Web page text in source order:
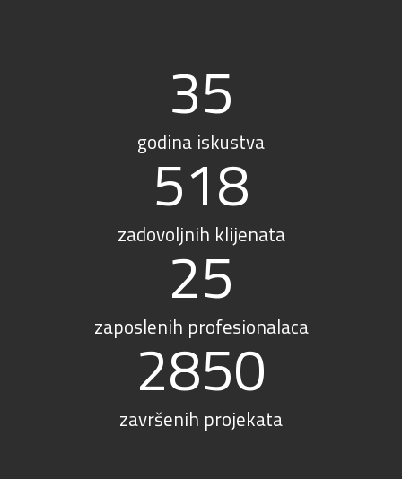
35
godina iskustva
518
zadovoljnih klijenata
25
zaposlenih profesionalaca
2850
završenih projekata